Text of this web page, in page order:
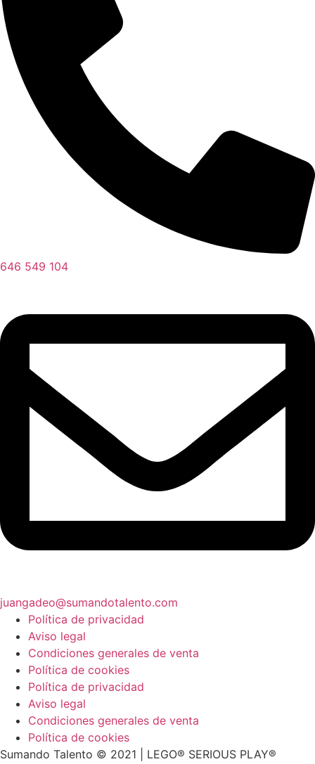
646 549 104
juangadeo@sumandotalento.com
Política de privacidad
Aviso legal
Condiciones generales de venta
Política de cookies
Política de privacidad
Aviso legal
Condiciones generales de venta
Política de cookies
Sumando Talento © 2021 | LEGO® SERIOUS PLAY®